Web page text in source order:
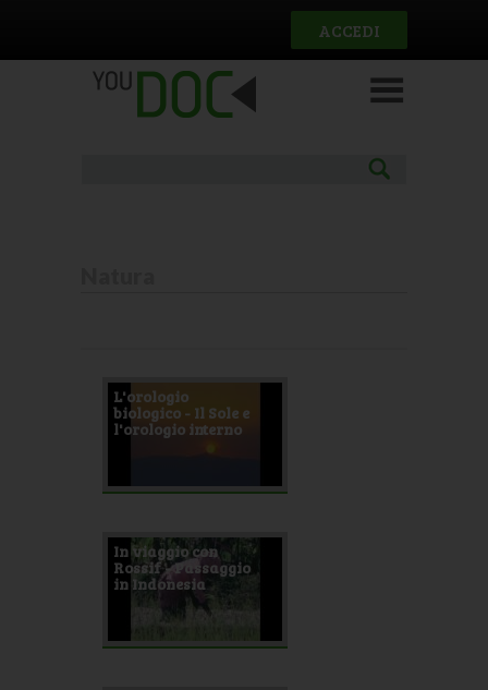
ACCEDI
L'orologio
biologico - Il Sole e
l'orologio interno
In viaggio con
Rossif - Passaggio
in Indonesia